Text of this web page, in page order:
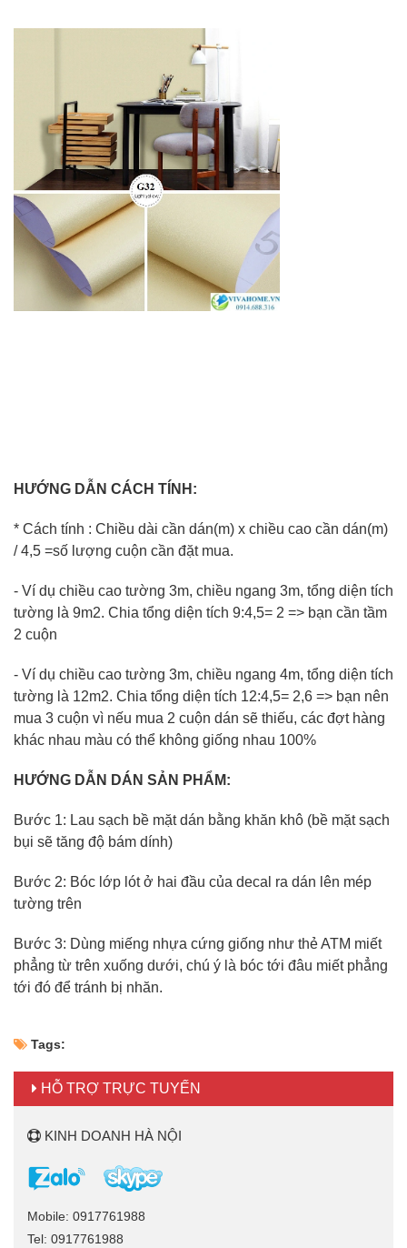
HƯỚNG DẪN CÁCH TÍNH:
* Cách tính : Chiều dài cần dán(m) x chiều cao cần dán(m)
/ 4,5 =số lượng cuộn cần đặt mua.
- Ví dụ chiều cao tường 3m, chiều ngang 3m, tổng diện tích
tường là 9m2. Chia tổng diện tích 9:4,5= 2 => bạn cần tầm
2 cuộn
- Ví dụ chiều cao tường 3m, chiều ngang 4m, tổng diện tích
tường là 12m2. Chia tổng diện tích 12:4,5= 2,6 => bạn nên
mua 3 cuộn vì nếu mua 2 cuộn dán sẽ thiếu, các đợt hàng
khác nhau màu có thể không giống nhau 100%
HƯỚNG DẪN DÁN SẢN PHẨM:
Bước 1: Lau sạch bề mặt dán bằng khăn khô (bề mặt sạch
bụi sẽ tăng độ bám dính)
Bước 2: Bóc lớp lót ở hai đầu của decal ra dán lên mép
tường trên
Bước 3: Dùng miếng nhựa cứng giống như thẻ ATM miết
phẳng từ trên xuống dưới, chú ý là bóc tới đâu miết phẳng
tới đó để tránh bị nhăn.
Tags:
HỖ TRỢ TRỰC TUYẾN
KINH DOANH HÀ NỘI
Mobile: 0917761988
Tel: 0917761988